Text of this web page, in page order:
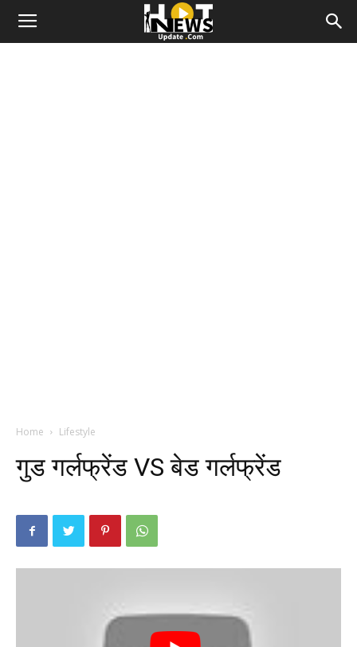
Home Lifestyle
गुड गर्लफ्रेंड VS बेड गर्लफ्रेंड